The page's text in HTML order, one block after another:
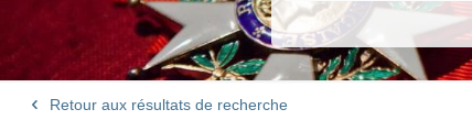
Retour aux résultats de recherche